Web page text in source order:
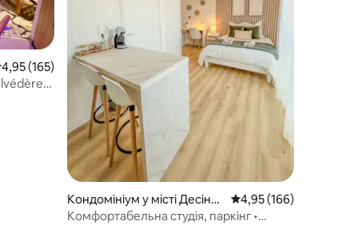
оцінка: 4,95 з 5, відгуки: 165
4,95 (165)
Кондомініум у місті Десіни
- Шарп'є
Середня оцінка: 4,95
4,95 (166)
Комфортабельна студія, паркінг •